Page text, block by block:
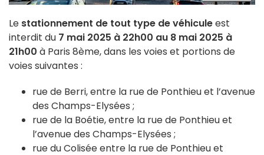
Le stationnement de tout type de véhiculeest
interdit du 7 mai 2025 à 22h00 au 8 mai 2025 à
21h00 à Paris 8ème, dans les voies et portions de
voies suivantes :
rue de Berri, entre la rue de Ponthieu et l’avenue
des Champs-Elysées ;
rue de la Boétie, entre la rue de Ponthieu et
l’avenue des Champs-Elysées ;
rue du Colisée entre la rue de Ponthieu et